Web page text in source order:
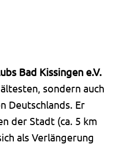
Bad Kissingen e.V.
sondern auch
Deutschlands. Er
der Stadt (ca. 5 km
als Verlängerung